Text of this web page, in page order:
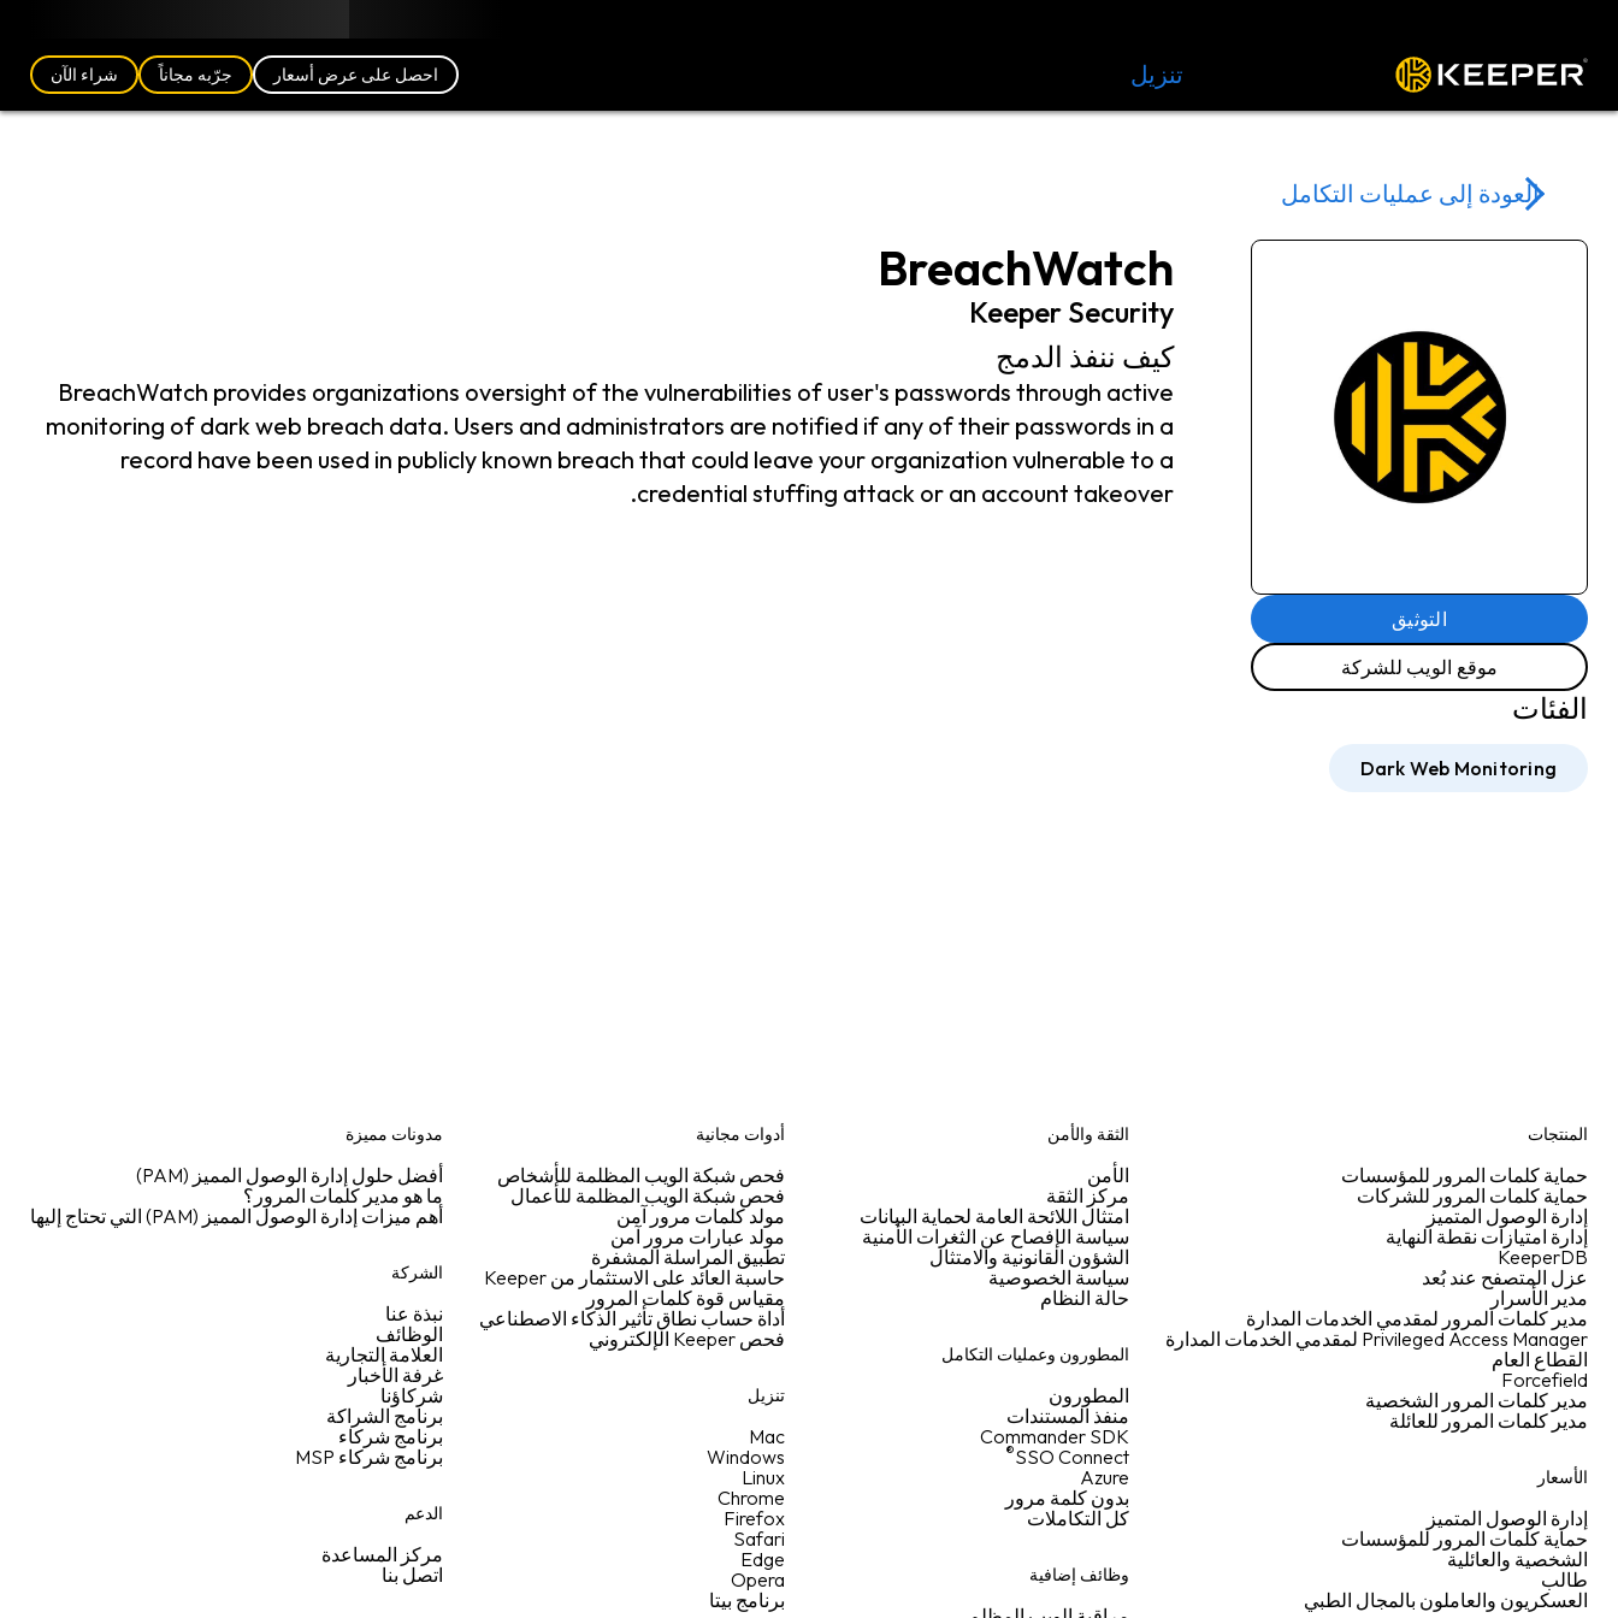
تنزيل احصل على عرض أسعار جرّبه مجاناً شراء الآن
العودة إلى عمليات التكامل
التوثيق
موقع الويب للشركة
الفئات
Dark Web Monitoring
BreachWatch
Keeper Security
كيف ننفذ الدمج
BreachWatch provides organizations oversight of the vulnerabilities of user's passwords through active
monitoring of dark web breach data. Users and administrators are notified if any of their passwords in a
record have been used in publicly known breach that could leave your organization vulnerable to a
credential stuffing attack or an account takeover.
المنتجات
حماية كلمات المرور للمؤسسات
حماية كلمات المرور للشركات
إدارة الوصول المتميز
إدارة امتيازات نقطة النهاية
KeeperDB
عزل المتصفح عند بُعد
مدير الأسرار
مدير كلمات المرور لمقدمي الخدمات المدارة
Privileged Access Manager لمقدمي الخدمات المدارة
القطاع العام
Forcefield
مدير كلمات المرور الشخصية
مدير كلمات المرور للعائلة
الأسعار
إدارة الوصول المتميز
حماية كلمات المرور للمؤسسات
الشخصية والعائلية
طالب
العسكريون والعاملون بالمجال الطبي
الثقة والأمن
الأمن
مركز الثقة
امتثال اللائحة العامة لحماية البيانات
سياسة الإفصاح عن الثغرات الأمنية
الشؤون القانونية والامتثال
سياسة الخصوصية
حالة النظام
المطورون وعمليات التكامل
المطورون
منفذ المستندات
Commander SDK
SSO Connect
®
Azure
بدون كلمة مرور
كل التكاملات
وظائف إضافية
أدوات مجانية
فحص شبكة الويب المظلمة للأشخاص
فحص شبكة الويب المظلمة للأعمال
مولد كلمات مرور آمن
مولد عبارات مرور آمن
تطبيق المراسلة المشفرة
حاسبة العائد على الاستثمار من Keeper
مقياس قوة كلمات المرور
أداة حساب نطاق تأثير الذكاء الاصطناعي
فحص Keeper الإلكتروني
تنزيل
Mac
Windows
Linux
Chrome
Firefox
Safari
Edge
Opera
برنامج بيتا
مدونات مميزة
أفضل حلول إدارة الوصول المميز (PAM)
ما هو مدير كلمات المرور؟
أهم ميزات إدارة الوصول المميز (PAM) التي تحتاج إليها
الشركة
نبذة عنا
الوظائف
العلامة التجارية
غرفة الأخبار
شركاؤنا
برنامج الشراكة
برنامج شركاء
برنامج شركاء MSP
الدعم
مركز المساعدة
اتصل بنا